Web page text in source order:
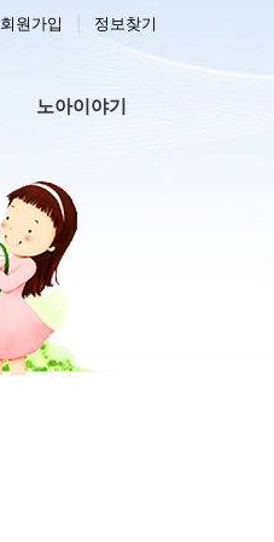
회원가입 정보찾기
노아이야기